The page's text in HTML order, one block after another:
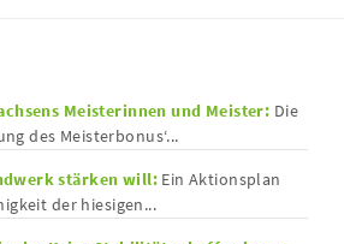
Meisterinnen und Meister: Die
des Meisterbonus‘...
stärken will:Ein Aktionsplan
der hiesigen...